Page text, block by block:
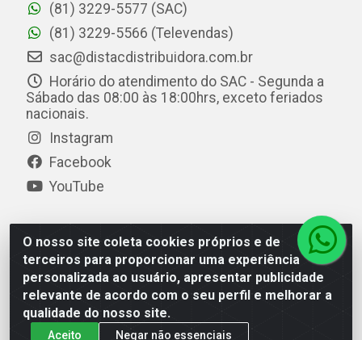
O nosso site coleta cookies próprios e de
terceiros para proporcionar uma experiência
personalizada ao usuário, apresentar publicidade
relevante de acordo com o seu perfil e melhorar a
qualidade do nosso site.
Aceito Negar não essenciais
(81) 3229-5577 (SAC)
(81) 3229-5566 (Televendas)
sac@distacdistribuidora.com.br
Horário do atendimento do SAC - Segunda a
Sábado das 08:00 às 18:00hrs, exceto feriados
nacionais.
Instagram
Facebook
YouTube
Distac Distribuidora - Av. Durval de Góes Monteiro, 7049
- Jardim Petrópolis - Maceió/AL - CEP 57061-000 - CNPJ
08.072.649/0001-20